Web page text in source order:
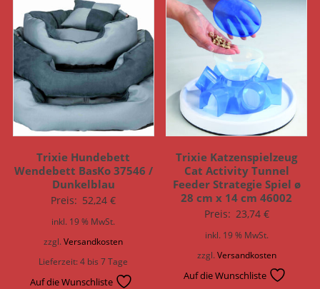
Trixie Hundebett
Wendebett BasKo 37546 /
Dunkelblau
Preis: 52,24€
inkl. 19 % MwSt.
zzgl.Versandkosten
Lieferzeit:4 bis 7 Tage
Auf die Wunschliste
Trixie Katzenspielzeug
Cat Activity Tunnel
Feeder Strategie Spiel ø
28 cm x 14 cm 46002
Preis: 23,74 €
inkl. 19 % MwSt.
zzgl. Versandkosten
Auf die Wunschliste